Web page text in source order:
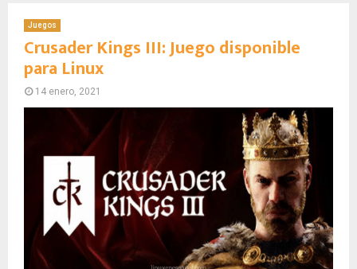
Juegos
Crusader Kings III: Juego disponible
para Linux
14 enero, 2021